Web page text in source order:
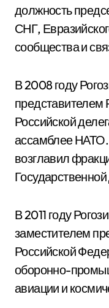
должность
СНГ,
сообщества и
В 2008 году
представителем
Российской
ассамблее НАТО.
возглавил
В 2011 году
заместителем
Российской
оборонно-
авиации и